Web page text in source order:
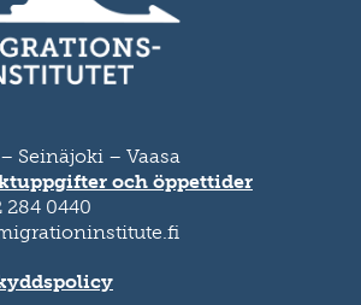
Seinäjoki – Vaasa
och öppettider
284 0440